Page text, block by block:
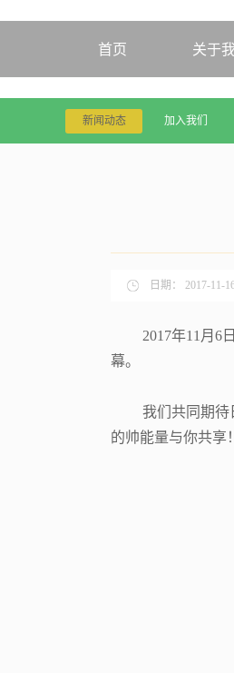
首页 关于我
新闻动态 加入我们
日期： 2017-11-
2017年11月6
幕。
我们共同期待
的帅能量与你共享！